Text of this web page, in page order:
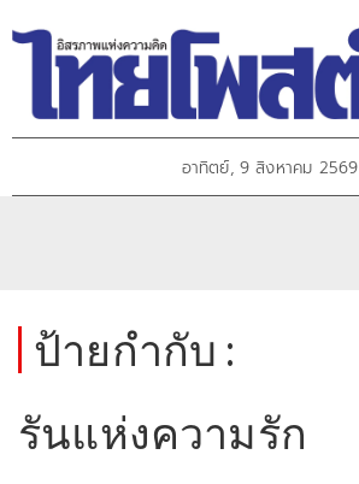
อาทิตย์, 9 สิงหาคม 2569
ป้ายกำกับ :
รันแห่งความรัก